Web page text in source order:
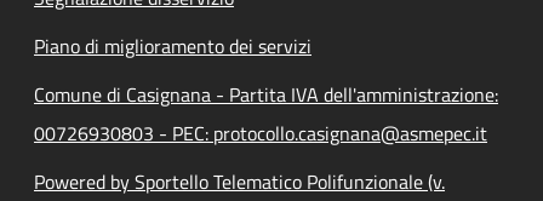
Piano di miglioramento dei servizi
Comune di Casignana - Partita IVA dell'amministrazione:
00726930803 - PEC: protocollo.casignana@asmepec.it
Powered by Sportello Telematico Polifunzionale (v.